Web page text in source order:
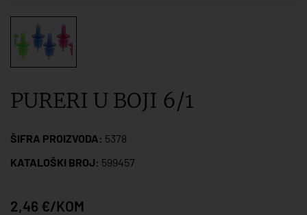
PURERI U BOJI 6/1
ŠIFRA PROIZVODA: 5378
KATALOŠKI BROJ: 599457
2,46 €/KOM